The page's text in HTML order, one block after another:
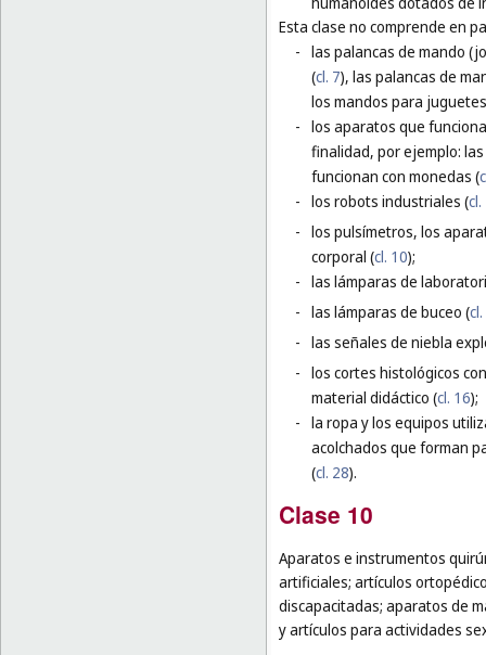
Esta clase no comprende en
- las palancas de mando
(cl. 7), las palancas de
los mandos para
- los aparatos que
finalidad, por ejemplo:
funcionan con monedas (
- los robots industriales (cl.
- los pulsímetros, los
corporal (cl. 10);
- las lámparas de
- las lámparas de buceo (
- las señales de niebla
- los cortes histológicos
material didáctico (cl. 16);
- la ropa y los equipos
acolchados que forman
(cl. 28).
Clase 10
Aparatos e instrumentos
artificiales; artículos
discapacitadas; aparatos de
y artículos para actividades